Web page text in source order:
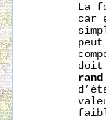
La
car